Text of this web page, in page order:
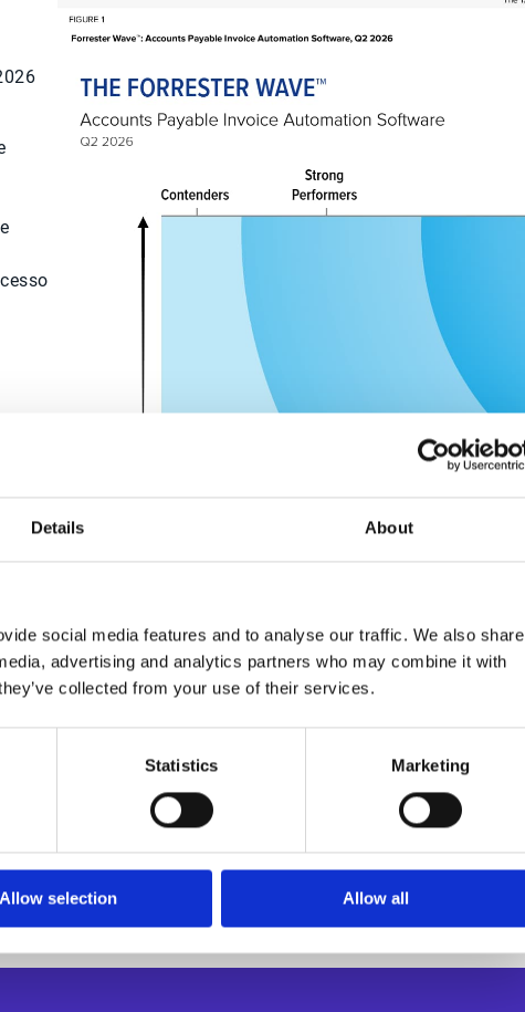
Details About
social media features and to analyse our traffic. We also share
advertising and analytics partners who may combine it with
collected from your use of their services.
Statistics Marketing
Allow selection Allow all
e